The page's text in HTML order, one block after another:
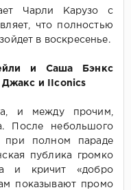
Чарли Карузо с
что полностью
в воскресенье.
и Саша Бэнкс
Джакс и IIconics
и между прочим,
После небольшого
полном параде
публика громко
и кричит «добро
показывают промо